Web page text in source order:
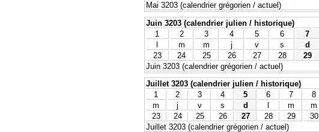
Mai 3203 (calendrier grégorien / actuel)
Juin 3203 (calendrier julien / historique)
1
2 3 4 5 6 7
l
m m j v s d
23
24 25 26 27 28 29
Juin 3203 (calendrier grégorien / actuel)
Juillet 3203 (calendrier julien / historique)
1
2 3 4 5 6 7 8
m
j v s d m m
23
24 25 26 27 28 29 30
Juillet 3203 (calendrier grégorien / actuel)